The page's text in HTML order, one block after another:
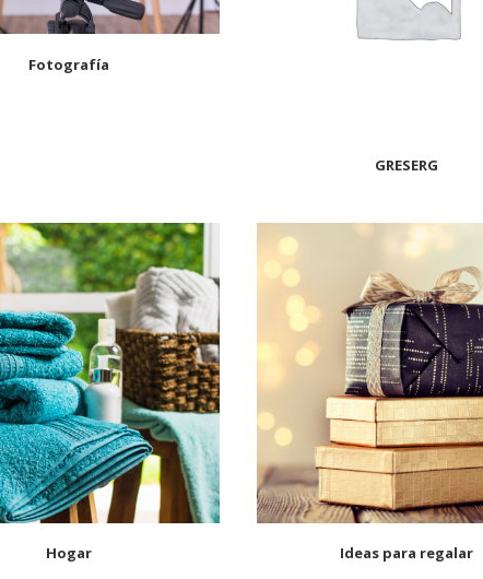
Fotografía
GRESERG
Hogar Ideas para regalar